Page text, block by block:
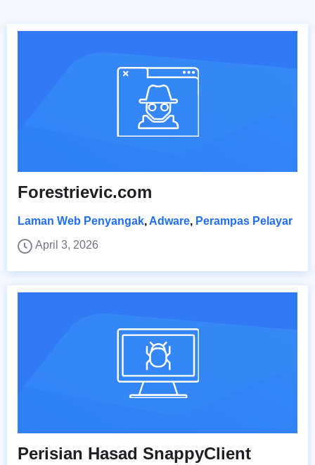
Forestrievic.com
Laman Web Penyangak, Adware, Perampas Pelayar
April 3, 2026
Perisian Hasad SnappyClient